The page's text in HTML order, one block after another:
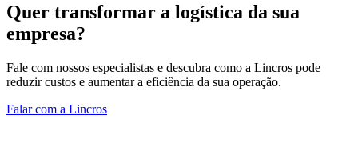
Quer transformar a logística da sua
empresa?
Fale com nossos especialistas e descubra como a Lincros pode
reduzir custos e aumentar a eficiência da sua operação.
Falar com a Lincros